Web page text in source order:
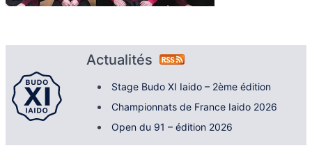
Actualités
Stage Budo XI Iaido – 2ème édition
Championnats de France Iaido 2026
Open du 91 – édition 2026